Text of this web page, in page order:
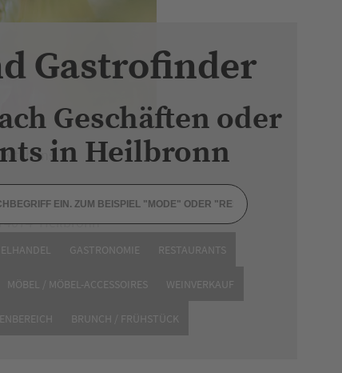
Gastrofinder
Geschäften oder
in Heilbronn
GASTRONOMIE RESTAURANTS
MÖBEL / MÖBEL-ACCESSOIRES WEINVERKAUF
BRUNCH / FRÜHSTÜCK
Kitchens
190
Heilbronn
Website